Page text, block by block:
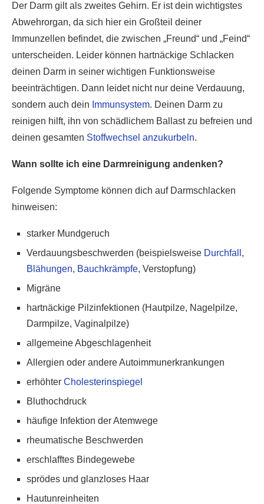
Der Darm gilt als zweites Gehirn. Er ist dein wichtigstes
Abwehrorgan, da sich hier ein Großteil deiner
Immunzellen befindet, die zwischen „Freund“ und „Feind“
unterscheiden. Leider können hartnäckige Schlacken
deinen Darm in seiner wichtigen Funktionsweise
beeinträchtigen. Dann leidet nicht nur deine Verdauung,
sondern auch dein Immunsystem. Deinen Darm zu
reinigen hilft, ihn von schädlichem Ballast zu befreien und
deinen gesamten Stoffwechsel anzukurbeln.
Wann sollte ich eine Darmreinigung andenken?
Folgende Symptome können dich auf Darmschlacken
hinweisen:
starker Mundgeruch
Verdauungsbeschwerden (beispielsweise Durchfall ,
Blähungen, Bauchkrämpfe, Verstopfung)
Migräne
hartnäckige Pilzinfektionen (Hautpilze, Nagelpilze,
Darmpilze, Vaginalpilze)
allgemeine Abgeschlagenheit
Allergien oder andere Autoimmunerkrankungen
erhöhter Cholesterinspiegel
Bluthochdruck
häufige Infektion der Atemwege
rheumatische Beschwerden
erschlafftes Bindegewebe
sprödes und glanzloses Haar
Hautunreinheiten